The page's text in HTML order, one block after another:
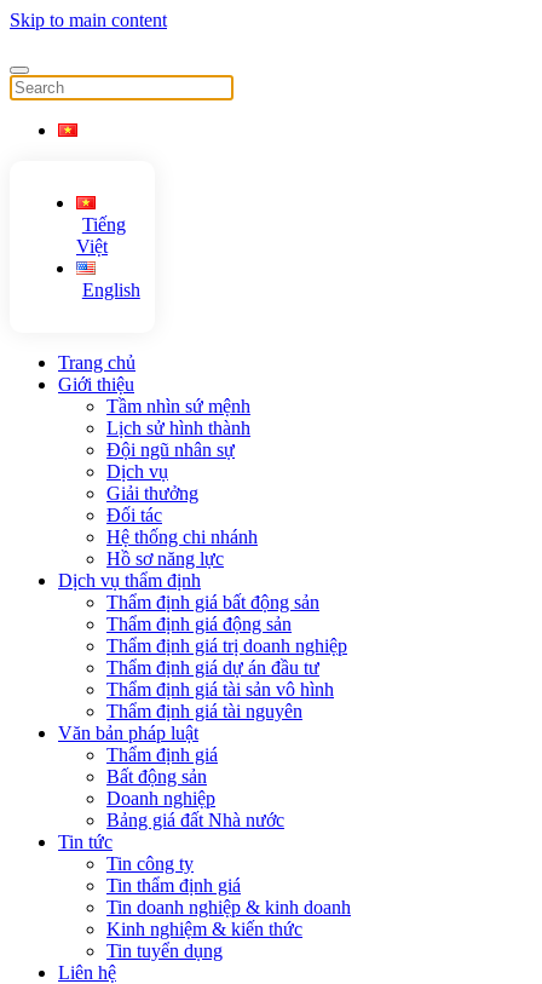
Skip to main content
Tiếng
Việt
English
Trang chủ
Giới thiệu
Tầm nhìn sứ mệnh
Lịch sử hình thành
Đội ngũ nhân sự
Dịch vụ
Giải thưởng
Đối tác
Hệ thống chi nhánh
Hồ sơ năng lực
Dịch vụ thẩm định
Thẩm định giá bất động sản
Thẩm định giá động sản
Thẩm định giá trị doanh nghiệp
Thẩm định giá dự án đầu tư
Thẩm định giá tài sản vô hình
Thẩm định giá tài nguyên
Văn bản pháp luật
Thẩm định giá
Bất động sản
Doanh nghiệp
Bảng giá đất Nhà nước
Tin tức
Tin công ty
Tin thẩm định giá
Tin doanh nghiệp & kinh doanh
Kinh nghiệm & kiến thức
Tin tuyển dụng
Liên hệ